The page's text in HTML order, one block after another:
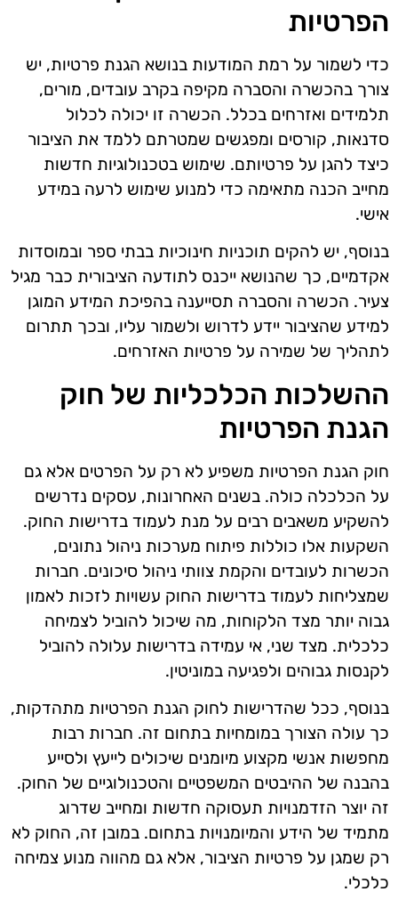
הפרטיות
כדי לשמור על רמת המודעות בנושא הגנת פרטיות, יש
צורך בהכשרה והסברה מקיפה בקרב עובדים, מורים,
תלמידים ואזרחים בכלל. הכשרה זו יכולה לכלול
סדנאות, קורסים ומפגשים שמטרתם ללמד את הציבור
כיצד להגן על פרטיותם. שימוש בטכנולוגיות חדשות
מחייב הכנה מתאימה כדי למנוע שימוש לרעה במידע
אישי.
בנוסף, יש להקים תוכניות חינוכיות בבתי ספר ובמוסדות
אקדמיים, כך שהנושא ייכנס לתודעה הציבורית כבר מגיל
צעיר. הכשרה והסברה תסייענה בהפיכת המידע המוגן
למידע שהציבור יידע לדרוש ולשמור עליו, ובכך תתרום
לתהליך של שמירה על פרטיות האזרחים.
ההשלכות הכלכליות של חוק
הגנת הפרטיות
חוק הגנת הפרטיות משפיע לא רק על הפרטים אלא גם
על הכלכלה כולה. בשנים האחרונות, עסקים נדרשים
להשקיע משאבים רבים על מנת לעמוד בדרישות החוק.
השקעות אלו כוללות פיתוח מערכות ניהול נתונים,
הכשרות לעובדים והקמת צוותי ניהול סיכונים. חברות
שמצליחות לעמוד בדרישות החוק עשויות לזכות לאמון
גבוה יותר מצד הלקוחות, מה שיכול להוביל לצמיחה
כלכלית. מצד שני, אי עמידה בדרישות עלולה להוביל
לקנסות גבוהים ולפגיעה במוניטין.
בנוסף, ככל שהדרישות לחוק הגנת הפרטיות מתהדקות,
כך עולה הצורך במומחיות בתחום זה. חברות רבות
מחפשות אנשי מקצוע מיומנים שיכולים לייעץ ולסייע
בהבנה של ההיבטים המשפטיים והטכנולוגיים של החוק.
זה יוצר הזדמנויות תעסוקה חדשות ומחייב שדרוג
מתמיד של הידע והמיומנויות בתחום. במובן זה, החוק לא
רק שמגן על פרטיות הציבור, אלא גם מהווה מנוע צמיחה
כלכלי.